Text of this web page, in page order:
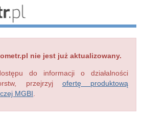
nie jest już aktualizowany.
do informacji o działalności
przejrzyj ofertę produktową
MGBI